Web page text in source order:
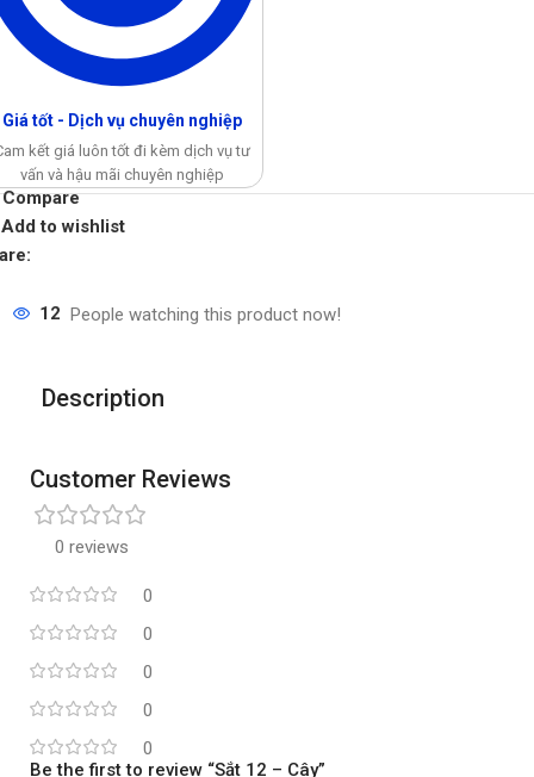
Giá tốt - Dịch vụ chuyên nghiệp
kết giá luôn tốt đi kèm dịch vụ tư
vấn và hậu mãi chuyên nghiệp
Compare
Add to wishlist
12 People watching this product now!
Description
Customer Reviews
0 reviews
0
0
0
0
0
Be the first to review “Sắt 12 – Cây”